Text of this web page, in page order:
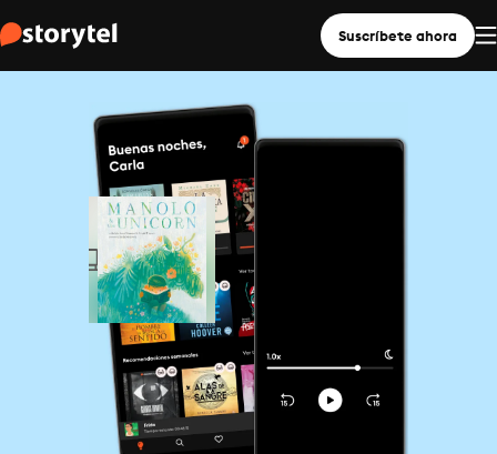
Suscríbete ahora